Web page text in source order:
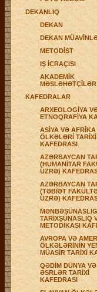
DEKANLIQ
DEKAN
DEKAN
METODİST
IŞ İCRAÇISI
AKADEMİK
MƏSLƏHƏTÇİLƏR
KAFEDRALAR
ARXEOLOGİYA
ETNOQRAFİYA
ASİYA VƏ AFRİKA
ÖLKƏLƏRİ TARİXİ
KAFEDRASI
AZƏRBAYCAN
(HUMANİTAR
ÜZRƏ)
AZƏRBAYCAN
(TƏBİƏT
ÜZRƏ)
TARİXŞÜNASLIQ
METODİKASI
AVROPA VƏ
ÖLKƏLƏRİNİN
MÜASİR TARİXİ
QƏDİM DÜNYA
ƏSRLƏR TARİXİ
KAFEDRASI